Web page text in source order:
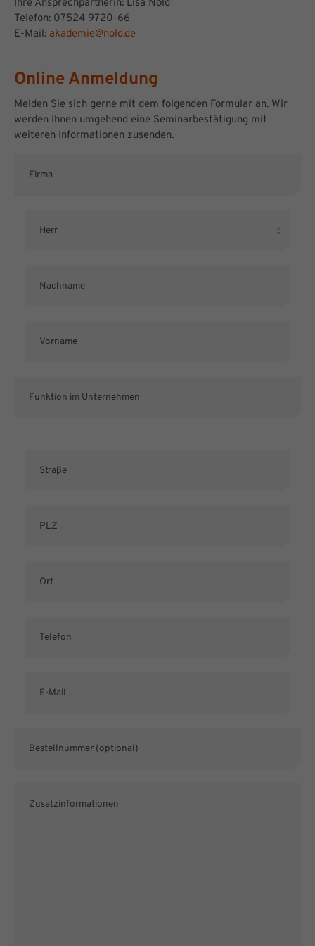
Ihre Ansprechpartnerin: Lisa Nold
Telefon: 07524 9720-66
E-Mail: akademie@nold.de
Online Anmeldung
Melden Sie sich gerne mit dem folgenden Formular an. Wir
werden Ihnen umgehend eine Seminarbestätigung mit
weiteren Informationen zusenden.